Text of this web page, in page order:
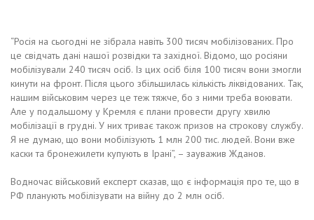
“Росія на сьогодні не зібрала навіть 300 тисяч мобілізованих. Про
це свідчать дані нашої розвідки та західної. Відомо, що росіяни
мобілізували 240 тисяч осіб. Із цих осіб біля 100 тисяч вони змогли
кинути на фронт. Після цього збільшилась кількість ліквідованих. Так,
нашим військовим через це теж тяжче, бо з ними треба воювати.
Але у подальшому у Кремля є плани провести другу хвилю
мобілізації в грудні. У них триває також призов на строкову службу.
Я не думаю, що вони мобілізують 1 млн 200 тис. людей. Вони вже
каски та бронежилети купують в Ірані”, – зауважив Жданов.
Водночас військовий експерт сказав, що є інформація про те, що в
РФ планують мобілізувати на війну до 2 млн осіб.